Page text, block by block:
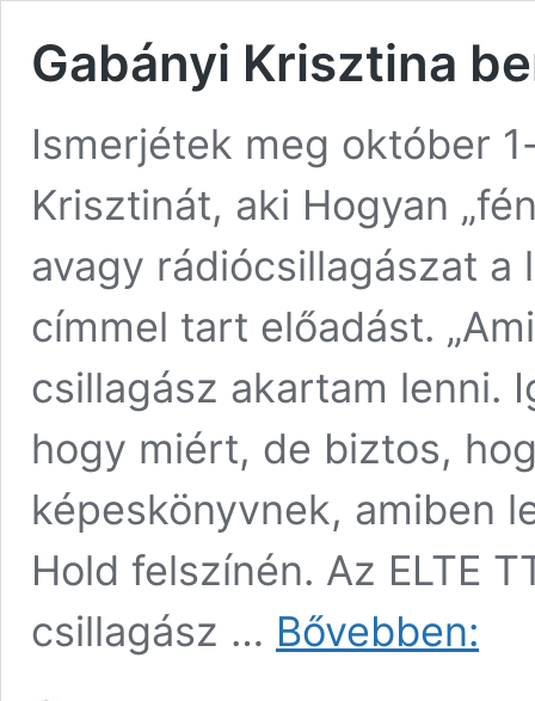
Gabányi Krisztina
Ismerjétek meg október
Krisztinát, aki Hogyan
avagy rádiócsillagászat
címmel tart előadást.
csillagász akartam lenni.
hogy miért, de biztos,
képeskönyvnek, amiben
Hold felszínén. Az ELTE
csillagász … Bővebben: